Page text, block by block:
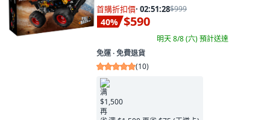
首購折扣價· 02:51:27$999
40% $590
明天 8/8 (六)預計送達
免運 ∙ 免費退貨
(10)